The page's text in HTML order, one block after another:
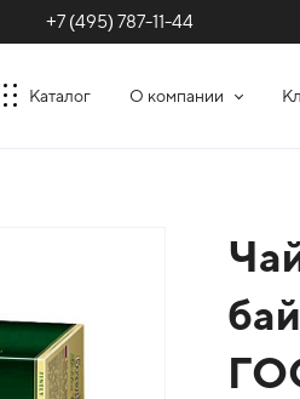
+7 (495) 787-11-44
Каталог О компании